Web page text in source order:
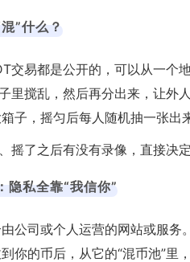
”什么？
交易都是公开的，可以从一个
里搅乱，然后再分出来，让外
子，摇匀后每人随机抽一张
摇了之后有没有录像，直接决
隐私全靠“我信你”
公司或个人运营的网站或服
你的币后，从它的“混币池”